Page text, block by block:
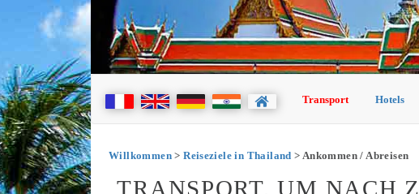
Transport Hotels
Willkommen>Reiseziele in Thailand > Ankommen / Abreisen
TRANSPORT, UM NACH